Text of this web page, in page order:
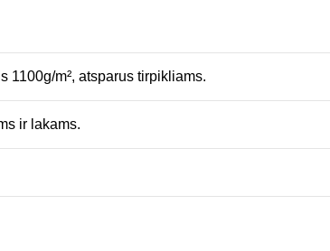
1100g/m², atsparus tirpikliams.
ir lakams.